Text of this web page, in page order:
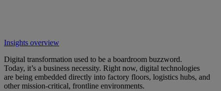
Insights overview
Digital transformation used to be a boardroom buzzword.
Today, it’s a business necessity. Right now, digital technologies
are being embedded directly into factory floors, logistics hubs, and
other mission-critical, frontline environments.